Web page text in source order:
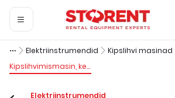
Elektriinstrumendid
Kipslihvi masinad
Kipslihvimismasin, ketas 225 mm, 230 V
Elektriinstrumendid